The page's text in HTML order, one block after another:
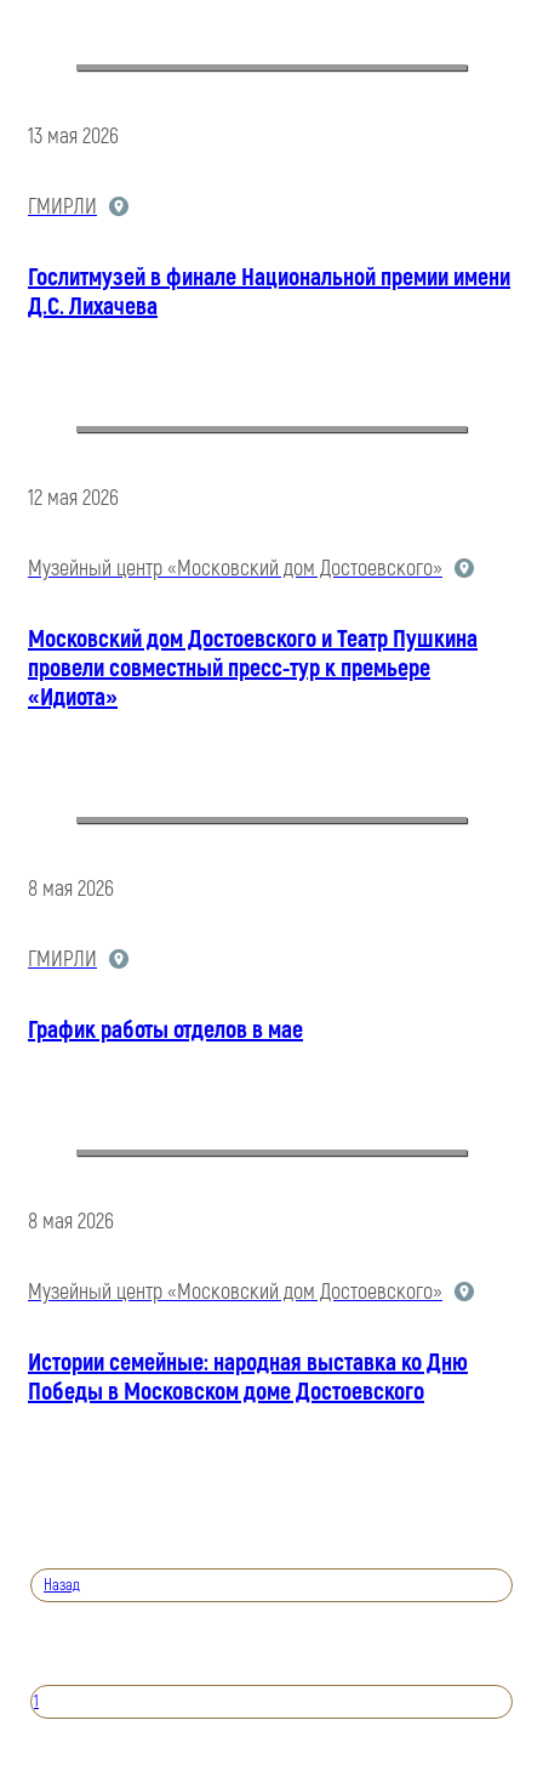
13 мая 2026
ГМИРЛИ
Гослитмузей в финале Национальной премии имени
Д.С. Лихачева
12 мая 2026
Музейный центр «Московский дом Достоевского»
Московский дом Достоевского и Театр Пушкина
провели совместный пресс-тур к премьере
«Идиота»
8 мая 2026
ГМИРЛИ
График работы отделов в мае
8 мая 2026
Музейный центр «Московский дом Достоевского»
Истории семейные: народная выставка ко Дню
Победы в Московском доме Достоевского
Назад
1